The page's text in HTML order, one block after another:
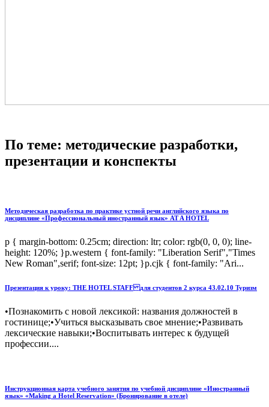
По теме: методические разработки,
презентации и конспекты
Методическая разработка по практике устной речи английского языка по
дисциплине «Профессиональный иностранный язык» AT A HOTEL
p { margin-bottom: 0.25cm; direction: ltr; color: rgb(0, 0, 0); line-
height: 120%; }p.western { font-family: "Liberation Serif","Times
New Roman",serif; font-size: 12pt; }p.cjk { font-family: "Ari...
Презентация к уроку: THE HOTEL STAFF для студентов 2 курса 43.02.10 Туризм
•Познакомить с новой лексикой: названия должностей в
гостинице;•Учиться высказывать свое мнение;•Развивать
лексические навыки;•Воспитывать интерес к будущей
профессии....
Инструкционная карта учебного занятия по учебной дисциплине «Иностранный
язык» «Making a Hotel Reservation» (Бронирование в отеле)